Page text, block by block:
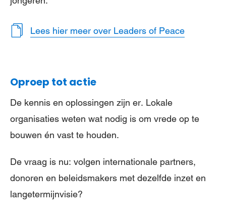
Lees hier meer over Leaders of Peace
Oproep tot actie
De kennis en oplossingen zijn er. Lokale
organisaties weten wat nodig is om vrede op te
bouwen én vast te houden.
De vraag is nu: volgen internationale partners,
donoren en beleidsmakers met dezelfde inzet en
langetermijnvisie?